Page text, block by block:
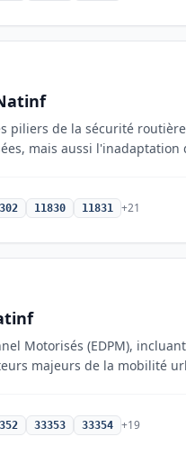
piliers de la sécurité
mais aussi
11830 11831 +21
Motorisés (EDPM),
majeurs de la mobilité
33353 33354 +19